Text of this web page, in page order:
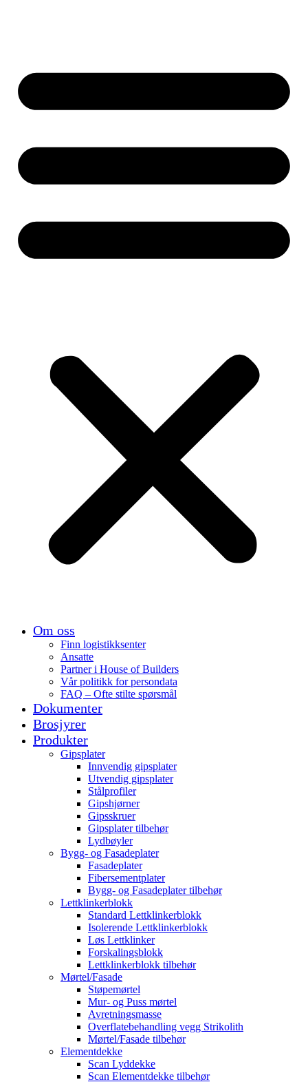
Om oss
Finn logistikksenter
Ansatte
Partner i House of Builders
Vår politikk for persondata
FAQ – Ofte stilte spørsmål
Dokumenter
Brosjyrer
Produkter
Gipsplater
Innvendig gipsplater
Utvendig gipsplater
Stålprofiler
Gipshjørner
Gipsskruer
Gipsplater tilbehør
Lydbøyler
Bygg- og Fasadeplater
Fasadeplater
Fibersementplater
Bygg- og Fasadeplater tilbehør
Lettklinkerblokk
Standard Lettklinkerblokk
Isolerende Lettklinkerblokk
Løs Lettklinker
Forskalingsblokk
Lettklinkerblokk tilbehør
Mørtel/Fasade
Støpemørtel
Mur- og Puss mørtel
Avretningsmasse
Overflatebehandling vegg Strikolith
Mørtel/Fasade tilbehør
Elementdekke
Scan Lyddekke
Scan Elementdekke tilbehør